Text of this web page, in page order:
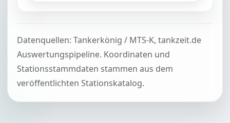
Datenquellen: Tankerkönig / MTS-K, tankzeit.de
Auswertungspipeline. Koordinaten und
Stationsstammdaten stammen aus dem
veröffentlichten Stationskatalog.